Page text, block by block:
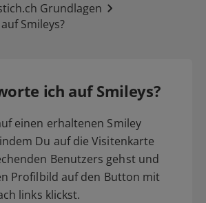
Grundlagen
Smileys?
ich auf Smileys?
einen erhaltenen Smiley
Du auf die Visitenkarte
Benutzers gehst und
Profilbild auf den Button mit
links klickst.